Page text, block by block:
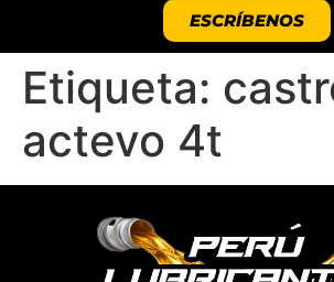
ESCRÍBENOS
Etiqueta:
actevo 4t